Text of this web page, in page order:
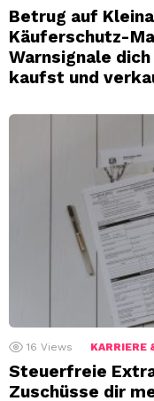
Betrug auf
Käuferschutz-
Warnsignale
kaufst und
16 Views KARRIERE
Steuerfreie
Zuschüsse dir